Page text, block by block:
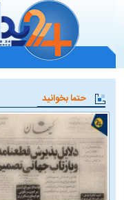
حتما بخوانید